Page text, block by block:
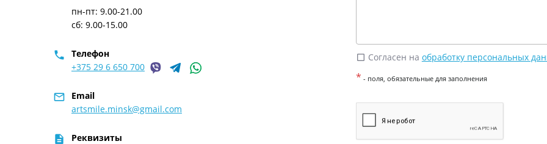
пн-пт: 9.00-21.00
сб: 9.00-15.00
phone
Телефон
+375 29 6 650 700
mail_outline
Email
artsmile.minsk@gmail.com
description
Реквизиты
check_box_outline_blank Согласен на обработку персональных
* - поля, обязательные для заполнения